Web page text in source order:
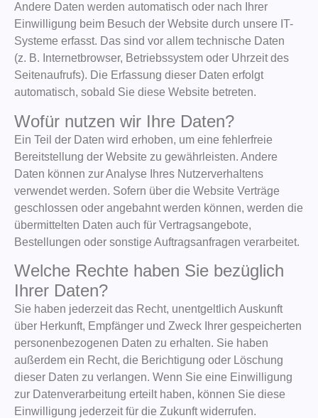
Andere Daten werden automatisch oder nach Ihrer
Einwilligung beim Besuch der Website durch unsere IT-
Systeme erfasst. Das sind vor allem technische Daten
(z. B. Internetbrowser, Betriebssystem oder Uhrzeit des
Seitenaufrufs). Die Erfassung dieser Daten erfolgt
automatisch, sobald Sie diese Website betreten.
Wofür nutzen wir Ihre Daten?
Ein Teil der Daten wird erhoben, um eine fehlerfreie
Bereitstellung der Website zu gewährleisten. Andere
Daten können zur Analyse Ihres Nutzerverhaltens
verwendet werden. Sofern über die Website Verträge
geschlossen oder angebahnt werden können, werden die
übermittelten Daten auch für Vertragsangebote,
Bestellungen oder sonstige Auftragsanfragen verarbeitet.
Welche Rechte haben Sie bezüglich
Ihrer Daten?
Sie haben jederzeit das Recht, unentgeltlich Auskunft
über Herkunft, Empfänger und Zweck Ihrer gespeicherten
personenbezogenen Daten zu erhalten. Sie haben
außerdem ein Recht, die Berichtigung oder Löschung
dieser Daten zu verlangen. Wenn Sie eine Einwilligung
zur Datenverarbeitung erteilt haben, können Sie diese
Einwilligung jederzeit für die Zukunft widerrufen.